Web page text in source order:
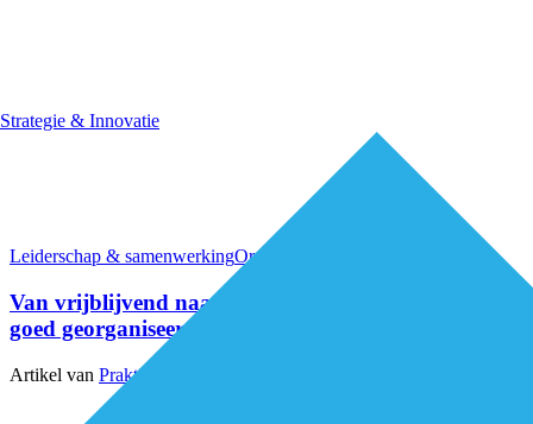
Strategie & Innovatie
Leiderschap & samenwerkingOrganisatie van zorg
Van vrijblijvend naar verbindend: het effect van een
goed georganiseerd multidisciplinair overleg (MDO)
Artikel van Praktijksteun